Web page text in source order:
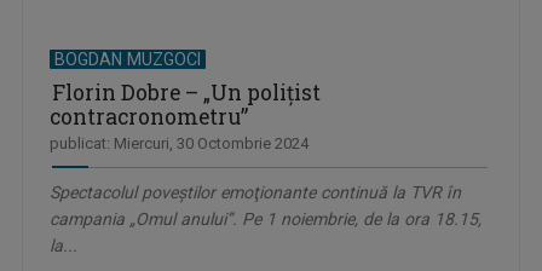
BOGDAN MUZGOCI
Florin Dobre – „Un polițist
contracronometru”
publicat: Miercuri, 30 Octombrie 2024
Spectacolul poveştilor emoţionante continuă la TVR în
campania „Omul anului”. Pe 1 noiembrie, de la ora 18.15,
la...